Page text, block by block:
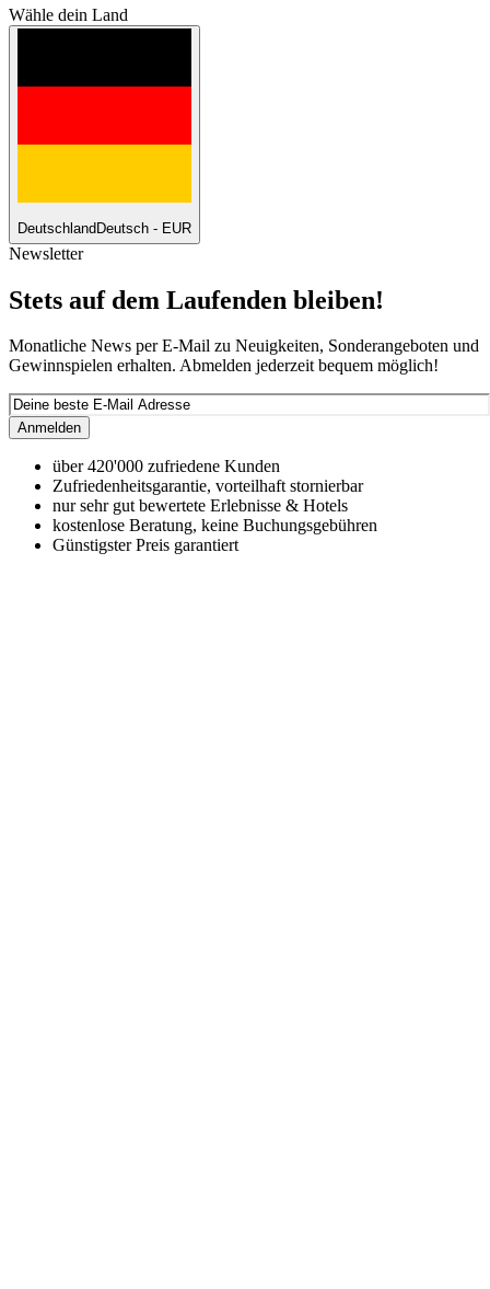
Wähle dein Land
DeutschlandDeutsch - EUR
Newsletter
Stets auf dem Laufenden bleiben!
Monatliche News per E-Mail zu Neuigkeiten, Sonderangeboten und
Gewinnspielen erhalten. Abmelden jederzeit bequem möglich!
Anmelden
über 420'000 zufriedene Kunden
Zufriedenheitsgarantie, vorteilhaft stornierbar
nur sehr gut bewertete Erlebnisse & Hotels
kostenlose Beratung, keine Buchungsgebühren
Günstigster Preis garantiert